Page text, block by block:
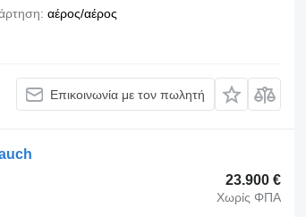
αέρος/αέρος
Επικοινωνία με τον πωλητή
23.900 €
Χωρίς ΦΠΑ